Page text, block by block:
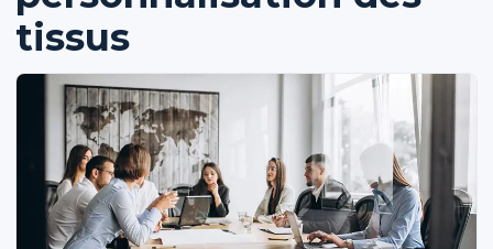
tissus